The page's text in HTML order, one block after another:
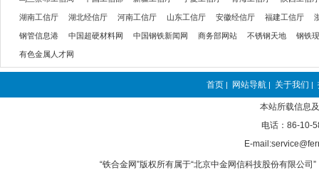
湖南工信厅 湖北经信厅 河南工信厅 山东工信厅 安徽经信厅 福建工信厅
钢管信息港 中国超硬材料网 中国钢铁新闻网 商务部网站 不锈钢天地 钢铁
有色金属人才网
首页 | 网站导航 | 关于我们 |
本站所载信息
电话：86-10-
E-
“铁合金网”版权所有属于“北京中金网信科技股份有限公司